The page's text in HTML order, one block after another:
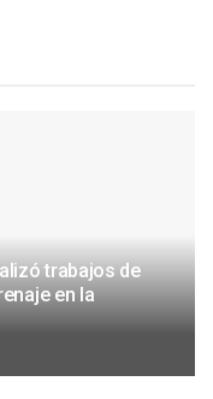
trabajos de
en la